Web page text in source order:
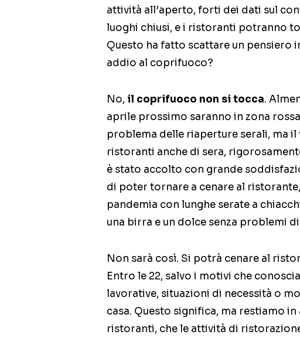
attività all’aperto, forti dei dati sul
luoghi chiusi, e i ristoranti potranno
Questo ha fatto scattare un pensiero
addio al coprifuoco?
No, il coprifuoco non si tocca.
aprile prossimo saranno in zona
problema delle riaperture serali, ma
ristoranti anche di sera,
è stato accolto con grande
di poter tornare a cenare al
pandemia con lunghe serate a
una birra e un dolce senza problemi
Non sarà così. Si potrà cenare al
Entro le 22, salvo i motivi che
lavorative, situazioni di necessità o
casa. Questo significa, ma restiamo
ristoranti, che le attività di